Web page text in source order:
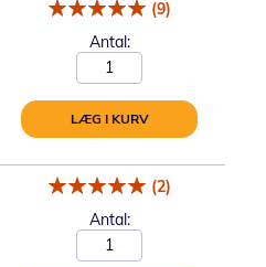
(9)
Antal:
LÆG I KURV
(2)
Antal: